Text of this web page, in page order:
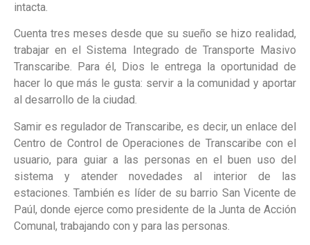
intacta.
Cuenta tres meses desde que su sueño se hizo realidad,
trabajar en el Sistema Integrado de Transporte Masivo
Transcaribe. Para él, Dios le entrega la oportunidad de
hacer lo que más le gusta: servir a la comunidad y aportar
al desarrollo de la ciudad.
Samir es regulador de Transcaribe, es decir, un enlace del
Centro de Control de Operaciones de Transcaribe con el
usuario, para guiar a las personas en el buen uso del
sistema y atender novedades al interior de las
estaciones. También es líder de su barrio San Vicente de
Paúl, donde ejerce como presidente de la Junta de Acción
Comunal, trabajando con y para las personas.